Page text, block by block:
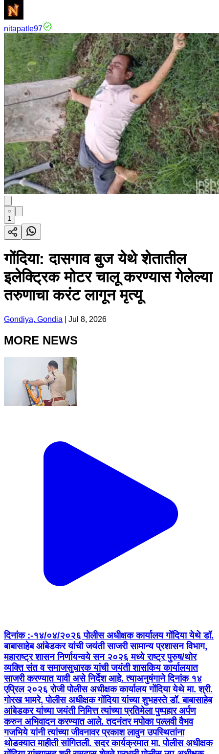
nitapatle97
1
गोंदिया: दासगाव बुज येथे शेतातील
इलेक्ट्रिक मोटर चालू करण्यास गेलेल्या
तरुणाचा करंट लागून मृत्यू
Gondiya, Gondia Jul 8, 2026
MORE NEWS
दिनांक :-१४/०४/२०२६ पोलीस अधीक्षक कार्यालय गोंदिया येथे डॉ.
बाबासाहेब आंबेडकर यांची जयंती साजरी सामान्य प्रशासन विभाग,
महाराष्ट्र शासन निर्णायन्वये सन २०२६ मध्ये राष्ट्र पुरुष/थोर
व्यक्ति संत व समाजसुधारक यांची जयंती शासकिय कार्यालयात
साजरी करण्यात यावी असे निर्देश आहे. त्याअनुषंगाने दिनांक १४
एप्रिल २०२६ रोजी पोलीस अधीक्षक कार्यालय गोंदिया येथे मा. श्री.
गोरख भामरे, पोलीस अधीक्षक गोंदिया यांच्या शुभहस्ते डॉ. बाबासाहेब
आंबेडकर यांच्या जयंती निमित्त त्यांच्या प्रतिमेला पुष्पहार अर्पण
करुन अभिवादन करण्यात आले. तदनंतर मपोका पल्लवी वैभव
गजभिये यांनी त्यांच्या जीवनावर प्रकाश लावुन उपस्थितांना
थोडक्यात माहीती सांगितली. सदर कार्यक्रमात मा. पोलीस अधीक्षक